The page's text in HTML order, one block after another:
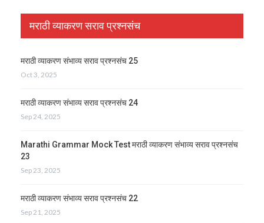
मराठी व्याकरण सराव प्रश्नसंच
मराठी व्याकरण संभाव्य सराव प्रश्नसंच 25
Oct 3, 2025
मराठी व्याकरण संभाव्य सराव प्रश्नसंच 24
Sep 24, 2025
Marathi Grammar Mock Test मराठी व्याकरण संभाव्य सराव प्रश्नसंच
23
Sep 23, 2025
मराठी व्याकरण संभाव्य सराव प्रश्नसंच 22
Sep 21, 2025